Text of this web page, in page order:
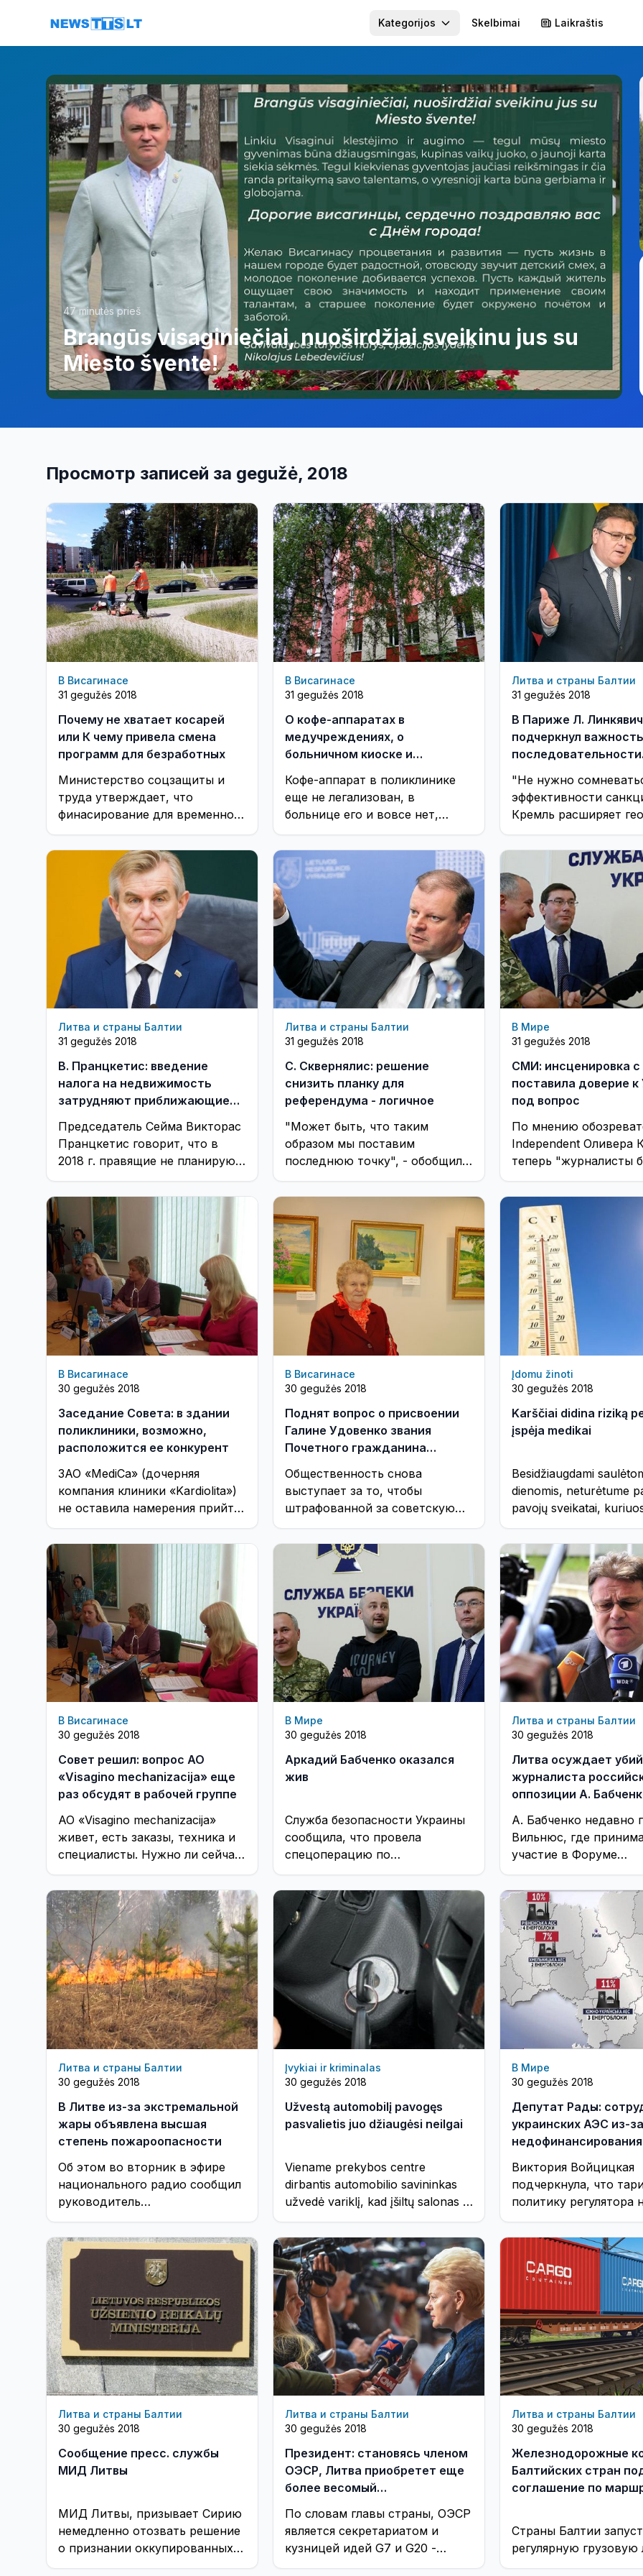
Kategorijos Skelbimai Laikraštis
47 minutės prieš
Brangūs visaginiečiai, nuoširdžiai sveikinu jus su
Miesto švente!
Просмотр записей за gegužė, 2018
В Висагинасе
31 gegužės 2018
Почему не хватает косарей
или К чему привела смена
программ для безработных
Министерство соцзащиты и
труда утверждает, что
финасирование для временного
трудовустройства безработных
не уменьшилось. Однако
цифры говорят о другом
В Висагинасе
31 gegužės 2018
О кофе-аппаратах в
медучреждениях, о
больничном киоске и
Кофе-аппарат в поликлинике
еще не легализован, в
больнице его и вовсе нет,
киоска – тоже
Литва и страны Балтии
31 gegužės 2018
В Париже Л.
подчеркнул важность
последовательности
"Не нужно
эффективности
Кремль расширяет
своих вредоносных
и если не эти
рисуемые Россией
Литва и страны Балтии
31 gegužės 2018
В. Пранцкетис: введение
налога на недвижимость
затрудняют приближающиеся
Председатель Сейма Викторас
Пранцкетис говорит, что в
2018 г. правящие не планируют
ввести налог на недвижимость.
Литва и страны Балтии
31 gegužės 2018
С. Сквернялис: решение
снизить планку для
референдума - логичное
"Может быть, что таким
образом мы поставим
последнюю точку", - обобщил
С. Сквернялис.
В Мире
31 gegužės 2018
СМИ: инсценировка с
поставила доверие к
под вопрос
По мнению
Independent Оливера
теперь "журналисты
примут украинские
официальные
чистую монету"
В Висагинасе
30 gegužės 2018
Заседание Совета: в здании
поликлиники, возможно,
расположится ее конкурент
ЗАО «MediCa» (дочерняя
компания клиники «Kardiolita»)
не оставила намерения прийти
в Висагинас. Есть ли еще
желающие открыть
поликлинику?
В Висагинасе
30 gegužės 2018
Поднят вопрос о присвоении
Галине Удовенко звания
Почетного гражданина
Общественность снова
выступает за то, чтобы
штрафованной за советскую
символику Г. Удовенко дать
звание «почетного»
Įdomu žinoti
30 gegužės 2018
Karščiai didina riziką
įspėja medikai
Besidžiaugdami
dienomis, neturėtume
pavojų sveikatai,
karštis ir saulė
В Висагинасе
30 gegužės 2018
Совет решил: вопрос АО
«Visagino mechanizacija» еще
раз обсудят в рабочей группе
АО «Visagino mechanizacija»
живет, есть заказы, техника и
специалисты. Нужно ли сейчас
ставить вопрос о ликвидации
предприятия?
В Мире
30 gegužės 2018
Аркадий Бабченко оказался
жив
Служба безопасности Украины
сообщила, что провела
спецоперацию по
предотвращению убийства
российского журналиста
Литва и страны Балтии
30 gegužės 2018
Литва осуждает
журналиста
оппозиции А.
А. Бабченко недавно
Вильнюс, где
участие в Форуме
демократических сил
Литва и страны Балтии
30 gegužės 2018
В Литве из-за экстремальной
жары объявлена высшая
степень пожароопасности
Об этом во вторник в эфире
национального радио сообщил
руководитель
Государственного лесного
хозяйства Марюс
Пулкаунинкас
Įvykiai ir kriminalas
30 gegužės 2018
Užvestą automobilį pavogęs
pasvalietis juo džiaugėsi neilgai
Viename prekybos centre
dirbantis automobilio savininkas
užvedė variklį, kad įšiltų salonas ir
trumpam grįžo į pastato vidų...
В Мире
30 gegužės 2018
Депутат Рады:
украинских АЭС из-за
Виктория Войцицкая
подчеркнула, что
политику регулятора
срочно изменить
Литва и страны Балтии
30 gegužės 2018
Сообщение пресс. службы
МИД Литвы
МИД Литвы, призывает Сирию
немедленно отозвать решение
о признании оккупированных
Россией регионов Грузии
Литва и страны Балтии
30 gegužės 2018
Президент: становясь членом
ОЭСР, Литва приобретет еще
более весомый
По словам главы страны, ОЭСР
является секретариатом и
кузницей идей G7 и G20 -
самых развитых стран.
Литва и страны Балтии
30 gegužės 2018
Железнодорожные
Балтийских стран
соглашение по
Страны Балтии
регулярную